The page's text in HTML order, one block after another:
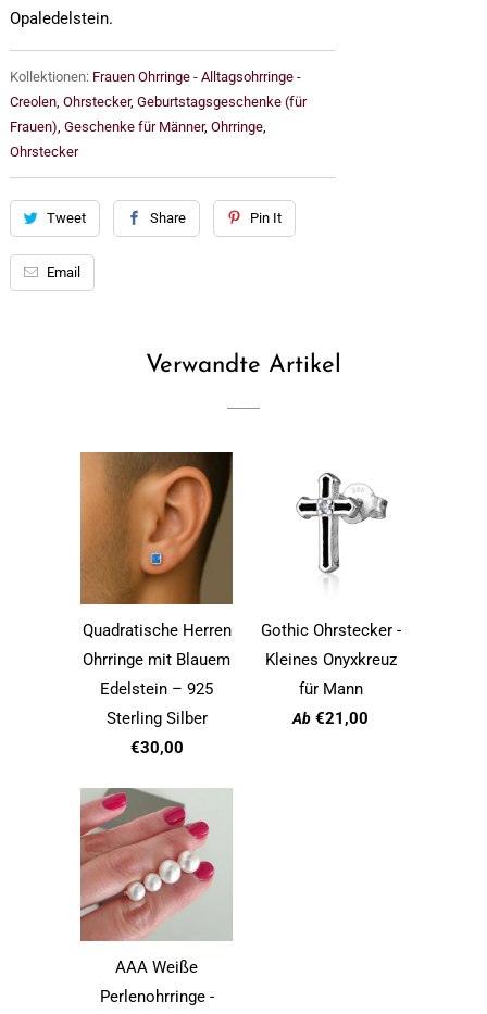
Opaledelstein.
Kollektionen: Frauen Ohrringe - Alltagsohrringe -
Creolen, Ohrstecker, Geburtstagsgeschenke (für
Frauen), Geschenke für Männer, Ohrringe,
Ohrstecker
Tweet Share Pin It
Email
Verwandte Artikel
Quadratische Herren
Ohrringe mit Blauem
Edelstein – 925
Sterling Silber
€30,00
Gothic Ohrstecker -
Kleines Onyxkreuz
für Mann
Ab €21,00
AAA Weiße
Perlenohrringe -